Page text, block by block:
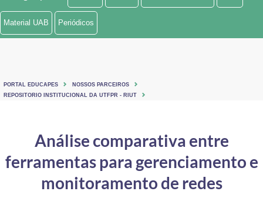
Ministério de Minas e Energia
Ministério do Turismo
Controladoria-Geral da União
Ministério da Mulher, da Família e dos Direitos Humanos
Material UAB Periódicos
PORTAL EDUCAPES
NOSSOS PARCEIROS
REPOSITORIO INSTITUCIONAL DA UTFPR - RIUT
Análise comparativa entre
ferramentas para gerenciamento e
monitoramento de redes